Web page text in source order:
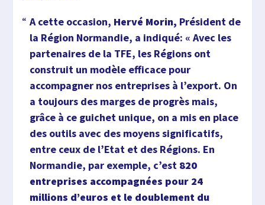
A cette occasion, Hervé Morin, Président de
la Région Normandie, a indiqué: « Avec les
partenaires de la TFE, les Régions ont
construit un modèle efficace pour
accompagner nos entreprises à l’export. On
a toujours des marges de progrès mais,
grâce à ce guichet unique, on a mis en place
des outils avec des moyens significatifs,
entre ceux de l’Etat et des Régions. En
Normandie, par exemple, c’est 820
entreprises accompagnées pour 24
millions d’euros et le doublement du